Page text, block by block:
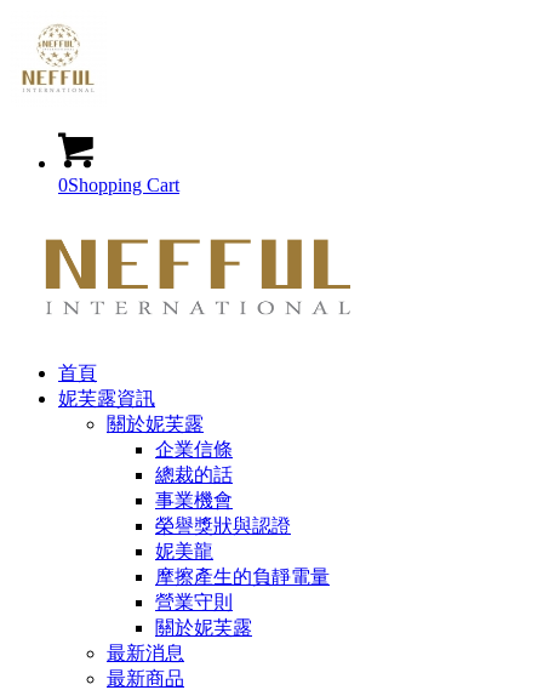
0Shopping Cart
首頁
妮芙露資訊
關於妮芙露
企業信條
總裁的話
事業機會
榮譽獎狀與認證
妮美龍
摩擦產生的負靜電量
營業守則
關於妮芙露
最新消息
最新商品